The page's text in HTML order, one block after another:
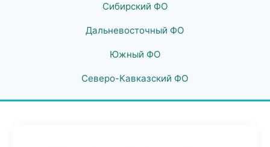
Сибирский ФО
Дальневосточный ФО
Южный ФО
Северо-Кавказский ФО